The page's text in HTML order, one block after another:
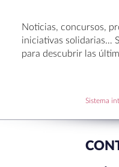
Noticias, concursos,
iniciativas solidarias…
para descubrir las
Sistema